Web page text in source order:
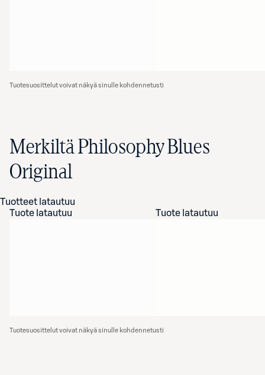
Tuotesuosittelut voivat näkyä sinulle kohdennetusti
Merkiltä Philosophy Blues
Original
Tuotteet latautuu
Tuote latautuu
Tuote latautuu
Tuotesuosittelut voivat näkyä sinulle kohdennetusti